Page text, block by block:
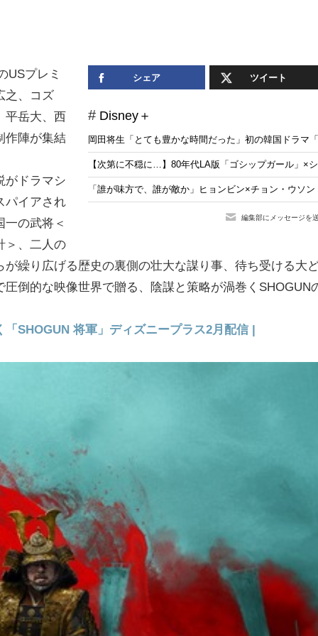
シェア ツイート
Disney＋
岡田将生「とても豊かな時間だった」初の韓国ドラマ
【次第に不穏に…】80年代LA版「ゴシップガール」
「誰が味方で、誰が敵か」ヒョンビン×チョン・ウソ
編集部にメッセージを
USプレミ
之、コズ
平岳大、西
作陣が集結
がドラマシ
パイアされ
の武将＜
＞、二人の
繰り広げる歴史の裏側の壮大な謀り事、待ち受ける大
倒的な映像世界で贈る、陰謀と策略が渦巻くSHOGUN
SHOGUN 将軍」ディズニープラス2月配信 |